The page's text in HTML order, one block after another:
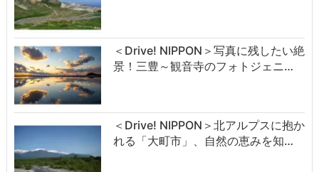
＜Drive! NIPPON＞写真に残したい絶
景！三豊～観音寺のフォトジェニ…
＜Drive! NIPPON＞北アルプスに抱か
れる「大町市」、自然の恵みを知…